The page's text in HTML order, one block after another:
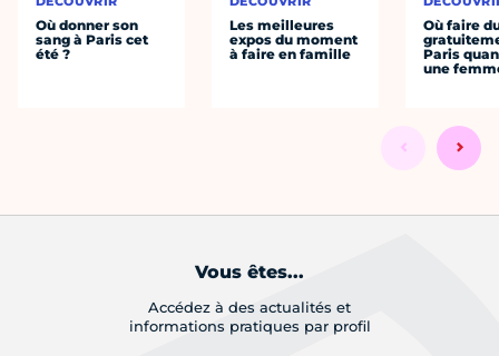
Où donner son
sang à Paris cet
été ?
Les meilleures
expos du moment
à faire en famille
Où faire
Paris
une
Vous êtes...
Accédez à des actualités et
informations pratiques par profil